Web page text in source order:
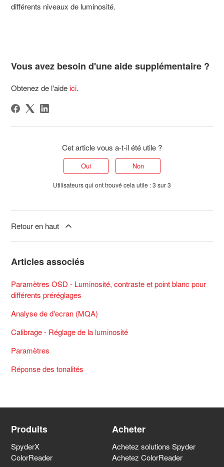
différents niveaux de luminosité.
Vous avez besoin d'une aide supplémentaire ?
Obtenez de l'aideici.
Cet article vous a-t-il été utile ?
Oui Non
Utilisateurs qui ont trouvé cela utile : 3 sur 3
Retour en haut
Articles associés
Paramètres OSD - Luminosité, contraste et point blanc pour
différents préréglages
Analyse de d'ecran (MQA)
Calibrage - Réglage de la luminosité
Paramètres
Réponse des tonalités
Produits
SpyderX
ColorReader
Acheter
Achetez solutions Spyder
Achetez ColorReader